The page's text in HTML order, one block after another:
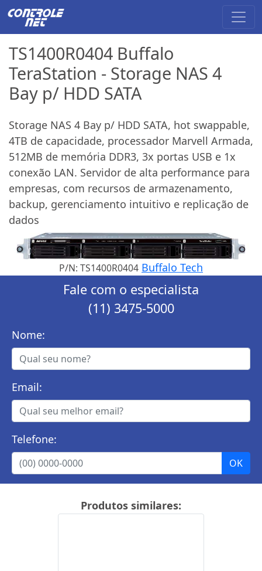
TS1400R0404 Buffalo
TeraStation - Storage NAS 4
Bay p/ HDD SATA
Storage NAS 4 Bay p/ HDD SATA, hot swappable,
4TB de capacidade, processador Marvell Armada,
512MB de memória DDR3, 3x portas USB e 1x
conexão LAN. Servidor de alta performance para
empresas, com recursos de armazenamento,
backup, gerenciamento intuitivo e replicação de
dados
P/N: TS1400R0404 Buffalo Tech
Fale com o especialista
(11) 3475-5000
Nome:
Email:
Telefone:
Produtos similares: